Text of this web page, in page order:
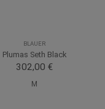
BLAUER
Plumas Seth Black
302,00 €
M